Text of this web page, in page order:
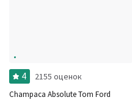
4 2155 оценок
Champaca Absolute Tom Ford